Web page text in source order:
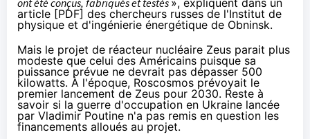
article [PDF] des chercheurs russes de l'Institut de
physique et d'ingénierie énergétique de Obninsk.
Mais le projet de réacteur nucléaire Zeus parait plus
modeste que celui des Américains puisque sa
puissance prévue ne devrait pas dépasser 500
kilowatts. À l'époque, Roscosmos prévoyait le
premier lancement de Zeus pour 2030. Reste à
savoir si la guerre d'occupation en Ukraine lancée
par Vladimir Poutine n'a pas remis en question les
financements alloués au projet.